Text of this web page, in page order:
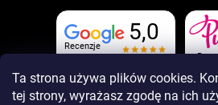
Ta strona używa plików cookies.
tej strony, wyrażasz zgodę na ich
Recenzje
5,0